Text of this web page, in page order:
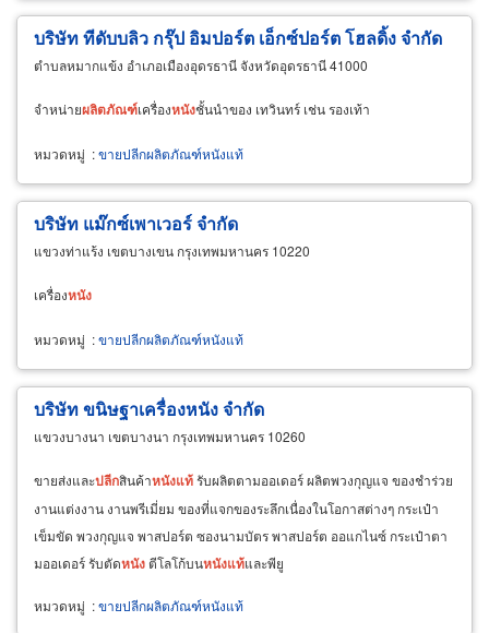
บริษัท ทีดับบลิว กรุ๊ป อิมปอร์ต เอ็กซ์ปอร์ต โฮลดิ้ง จำกัด
ตำบลหมากแข้ง อำเภอเมืองอุดรธานี จังหวัดอุดรธานี 41000
จำหน่ายผลิตภัณฑ์เครื่องหนังชั้นนำของ เทวินทร์ เช่น รองเท้า
หมวดหมู่ :ขายปลีกผลิตภัณฑ์หนังแท้
บริษัท แม๊กซ์เพาเวอร์ จำกัด
แขวงท่าแร้ง เขตบางเขน กรุงเทพมหานคร 10220
เครื่องหนัง
หมวดหมู่ :ขายปลีกผลิตภัณฑ์หนังแท้
บริษัท ขนิษฐาเครื่องหนัง จำกัด
แขวงบางนา เขตบางนา กรุงเทพมหานคร 10260
ขายส่งและปลีกสินค้าหนังแท้ รับผลิตตามออเดอร์ ผลิตพวงกุญแจ ของชำร่วย
งานแต่งงาน งานพรีเมี่ยม ของที่แจกของระลึกเนื่องในโอกาสต่างๆ กระเป๋า
เข็มขัด พวงกุญแจ พาสปอร์ต ซองนามบัตร พาสปอร์ต ออแกไนซ์ กระเป๋าตา
มออเดอร์ รับตัดหนัง ตีโลโก้บนหนังแท้และพียู
หมวดหมู่ :ขายปลีกผลิตภัณฑ์หนังแท้